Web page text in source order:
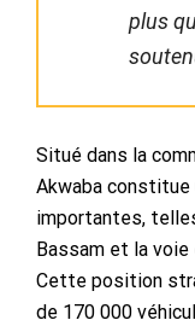
plus
Situé dans la
Akwaba
importantes,
Bassam et la voie
Cette position
de 170 000